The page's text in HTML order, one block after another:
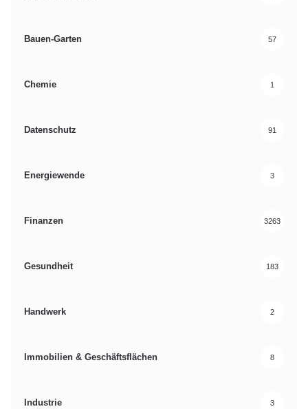
Bauen-Garten 57
Chemie 1
Datenschutz 91
Energiewende 3
Finanzen 3263
Gesundheit 183
Handwerk 2
Immobilien & Geschäftsflächen 8
Industrie 3